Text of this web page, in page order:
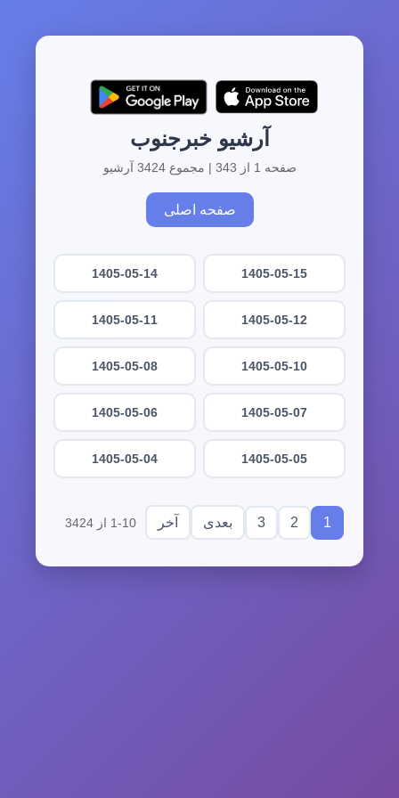
آرشیو خبرجنوب
صفحه 1 از 343 | مجموع 3424 آرشیو
صفحه اصلی
1405-05-15
1405-05-14
1405-05-12
1405-05-11
1405-05-10
1405-05-08
1405-05-07
1405-05-06
1405-05-05
1405-05-04
1
2
3 بعدی آخر 1-10 از 3424